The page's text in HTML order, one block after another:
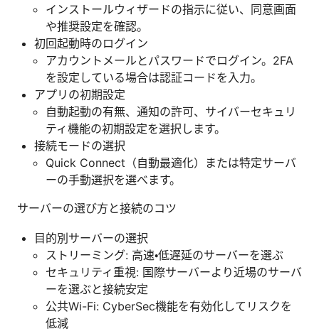
インストールウィザードの指示に従い、同意画面
や推奨設定を確認。
初回起動時のログイン
アカウントメールとパスワードでログイン。2FA
を設定している場合は認証コードを入力。
アプリの初期設定
自動起動の有無、通知の許可、サイバーセキュリ
ティ機能の初期設定を選択します。
接続モードの選択
Quick Connect（自動最適化）または特定サーバ
ーの手動選択を選べます。
サーバーの選び方と接続のコツ
目的別サーバーの選択
ストリーミング: 高速・低遅延のサーバーを選ぶ
セキュリティ重視: 国際サーバーより近場のサーバ
ーを選ぶと接続安定
公共Wi-Fi: CyberSec機能を有効化してリスクを
低減